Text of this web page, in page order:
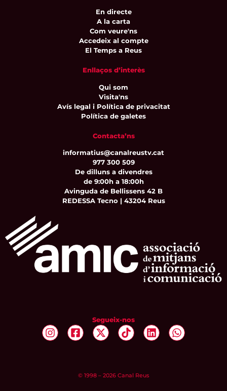
En directe
A la carta
Com veure'ns
Accedeix al compte
El Temps a Reus
Enllaços d’interès
Qui som
Visita'ns
Avís legal i Política de privacitat
Política de galetes
Contacta’ns
informatius@canalreustv.cat
977 300 509
De dilluns a divendres
de 9:00h a 18:00h
Avinguda de Bellissens 42 B
REDESSA Tecno | 43204 Reus
Segueix-nos
© 1998 – 2026 Canal Reus